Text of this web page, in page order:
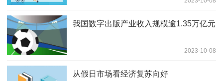
我国数字出版产业收入规模逾1.35万亿元
2023-10-08
从假日市场看经济复苏向好